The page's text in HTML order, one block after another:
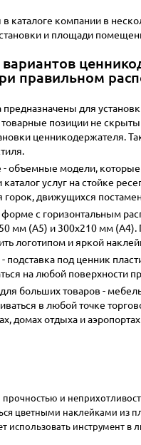
каталоге компании в
и площади
правильном
для
позиции не
ценникодержателя.
объемные модели,
услуг на стойке
движущихся
форме с горизонтальным
мм (А5) и 300x210 мм
логотипом и яркой
под ценник
на любой поверхности
больших товаров -
в любой точке
домах отдыха и
и
цветными наклейками из
использовать инструмент